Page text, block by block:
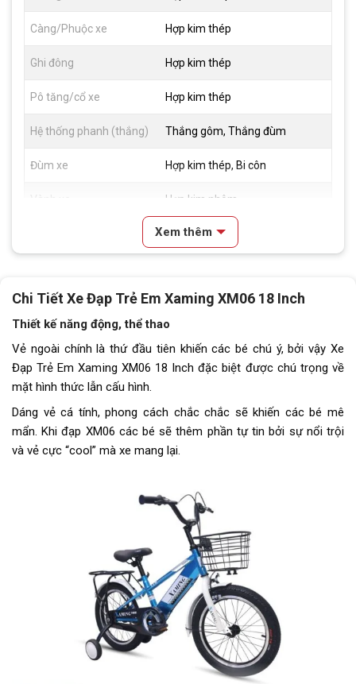
Càng/Phuộc xe Hợp kim thép
Ghi đông Hợp kim thép
Pô tăng/cổ xe Hợp kim thép
Hệ thống phanh (thắng) Thắng gôm, Thắng đùm
Đùm xe Hợp kim thép, Bi côn
Hợp kim nhôm
18x2.125
Dĩa 1 Tầng
Yên XAMING
Chiều cao phù hợp Từ 1m20 - 1m35
Lưu ý
Thông số kỹ thuật có thể sẽ
được thay đổi từ nhà sản xuất
Xem thêm
Chi Tiết Xe Đạp Trẻ Em Xaming XM06 18 Inch
Thiết kế năng động, thể thao
Vẻ ngoài chính là thứ đầu tiên khiến các bé chú ý, bởi vậy Xe
Đạp Trẻ Em Xaming XM06 18 Inch đặc biệt được chú trọng về
mặt hình thức lẫn cấu hình.
Dáng vẻ cá tính, phong cách chắc chắc sẽ khiến các bé mê
mẩn. Khi đạp XM06 các bé sẽ thêm phần tự tin bởi sự nổi trội
và vẻ cực “cool” mà xe mang lại.